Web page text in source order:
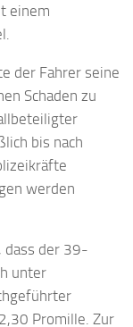
einem
der Fahrer seine
Schaden zu
bis nach
werden
dass der 39-
unter
Promille. Zur